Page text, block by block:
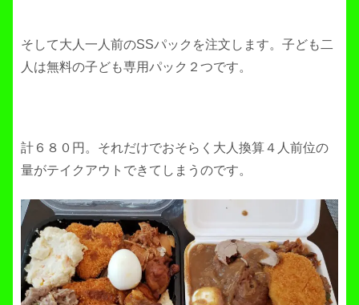
そして大人一人前のSSパックを注文します。子ども二
人は無料の子ども専用パック２つです。
計６８０円。それだけでおそらく大人換算４人前位の
量がテイクアウトできてしまうのです。